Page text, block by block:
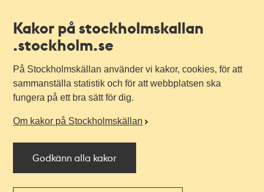
Kakor på stockholmskallan
.stockholm.se
På Stockholmskällan använder vi kakor, cookies, för att
sammanställa statistik och för att webbplatsen ska
fungera på ett bra sätt för dig.
Om kakor på Stockholmskällan
Godkänn alla kakor